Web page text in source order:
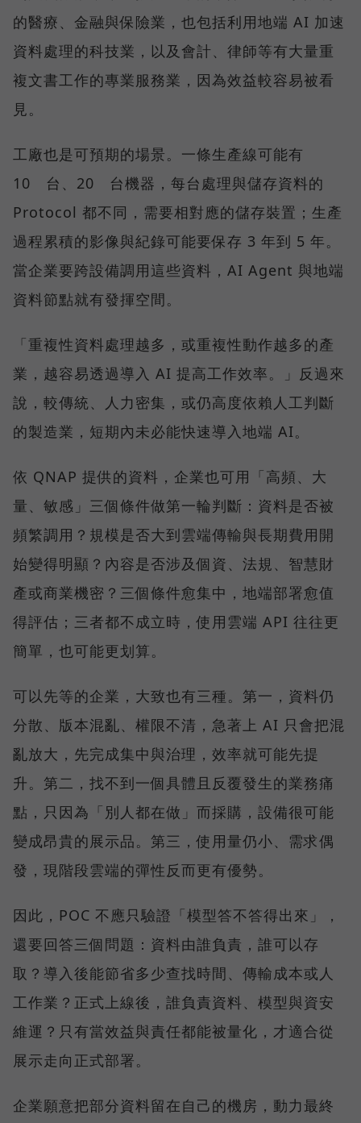
的醫療、金融與保險業，也包括利用地端 AI 加速
資料處理的科技業，以及會計、律師等有大量重
複文書工作的專業服務業，因為效益較容易被看
見。
工廠也是可預期的場景。一條生產線可能有
10 台、20 台機器，每台處理與儲存資料的
Protocol 都不同，需要相對應的儲存裝置；生產
過程累積的影像與紀錄可能要保存 3 年到 5 年。
當企業要跨設備調用這些資料，AI Agent 與地端
資料節點就有發揮空間。
「重複性資料處理越多，或重複性動作越多的產
業，越容易透過導入 AI 提高工作效率。」反過來
說，較傳統、人力密集，或仍高度依賴人工判斷
的製造業，短期內未必能快速導入地端 AI。
依 QNAP 提供的資料，企業也可用「高頻、大
量、敏感」三個條件做第一輪判斷：資料是否被
頻繁調用？規模是否大到雲端傳輸與長期費用開
始變得明顯？內容是否涉及個資、法規、智慧財
產或商業機密？三個條件愈集中，地端部署愈值
得評估；三者都不成立時，使用雲端 API 往往更
簡單，也可能更划算。
可以先等的企業，大致也有三種。第一，資料仍
分散、版本混亂、權限不清，急著上 AI 只會把混
亂放大，先完成集中與治理，效率就可能先提
升。第二，找不到一個具體且反覆發生的業務痛
點，只因為「別人都在做」而採購，設備很可能
變成昂貴的展示品。第三，使用量仍小、需求偶
發，現階段雲端的彈性反而更有優勢。
因此，POC 不應只驗證「模型答不答得出來」，
還要回答三個問題：資料由誰負責，誰可以存
取？導入後能節省多少查找時間、傳輸成本或人
工作業？正式上線後，誰負責資料、模型與資安
維運？只有當效益與責任都能被量化，才適合從
展示走向正式部署。
企業願意把部分資料留在自己的機房，動力最終